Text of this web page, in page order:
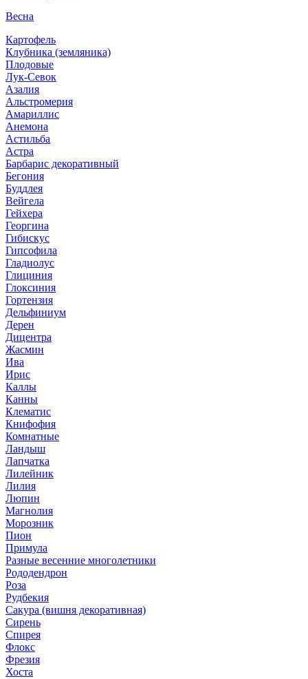
Весна
Картофель
Клубника (земляника)
Плодовые
Лук-Севок
Азалия
Альстромерия
Амариллис
Анемона
Астильба
Астра
Барбарис декоративный
Бегония
Буддлея
Вейгела
Гейхера
Георгина
Гибискус
Гипсофила
Гладиолус
Глициния
Глоксиния
Гортензия
Дельфиниум
Дерен
Дицентра
Жасмин
Ива
Ирис
Каллы
Канны
Клематис
Книфофия
Комнатные
Ландыш
Лапчатка
Лилейник
Лилия
Люпин
Магнолия
Морозник
Пион
Примула
Разные весенние многолетники
Рододендрон
Роза
Рудбекия
Сакура (вишня декоративная)
Сирень
Спирея
Флокс
Фрезия
Хоста